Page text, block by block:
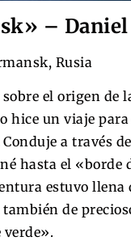
–
Rusia
el origen de
hice un viaje
a través
hasta el «borde
estuvo llena
de
verde».